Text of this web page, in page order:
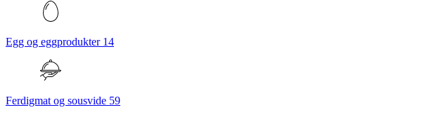
Egg og eggprodukter 14
Ferdigmat og sousvide 59